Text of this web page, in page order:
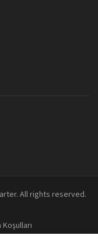
All rights reserved.
Koşulları